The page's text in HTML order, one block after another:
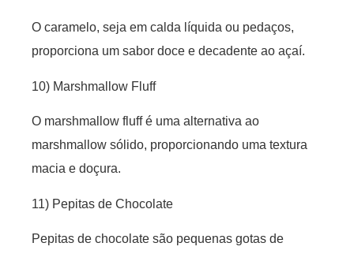
O caramelo, seja em calda líquida ou pedaços,
proporciona um sabor doce e decadente ao açaí.
10) Marshmallow Fluff
O marshmallow fluff é uma alternativa ao
marshmallow sólido, proporcionando uma textura
macia e doçura.
11) Pepitas de Chocolate
Pepitas de chocolate são pequenas gotas de